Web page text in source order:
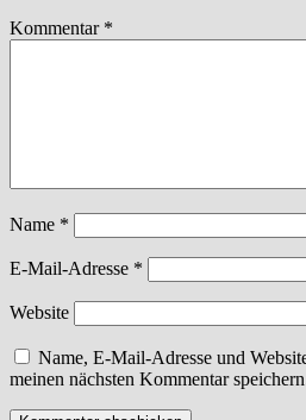
Kommentar *
Name *
E-Mail-Adresse *
Website
Name, E-Mail-Adresse und
meinen nächsten Kommentar